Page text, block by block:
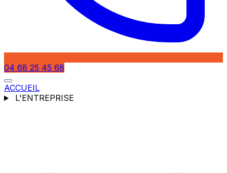
04 68 25 45 68
ACCUEIL
L'ENTREPRISE